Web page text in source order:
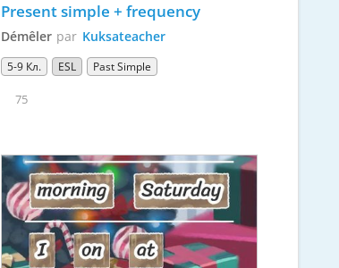
Present simple + frequency
Démêler par Kuksateacher
5-9 Кл. ESL Past Simple
75